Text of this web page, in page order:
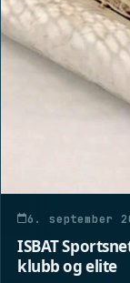
6. september
ISBAT
klubb og elite